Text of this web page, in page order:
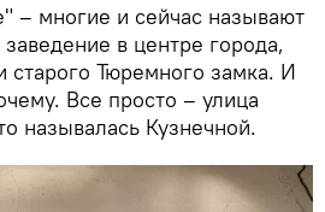
– многие и сейчас называют
в центре города,
старого Тюремного замка. И
Все просто – улица
называлась Кузнечной.